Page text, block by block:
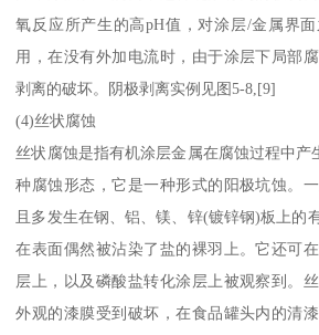
氧反应所产生的高pH值，对涂层/金属界
用，在没有外加电流时，由于涂层下局部
剥离的破坏。阴极剥离实例见图5-8,[9]
(4)丝状腐蚀
丝状腐蚀是指有机涂层金属在腐蚀过程中
种腐蚀形态，它是一种形式的阳极坑蚀。
且多发生在钢、铝、镁、锌(镀锌钢)板上的
在表面偶然被沾染了盐的裸羽上。它还可
层上，以及磷酸盐转化涂层上被观察到。
外观的漆膜受到破坏，在食品罐头内的清